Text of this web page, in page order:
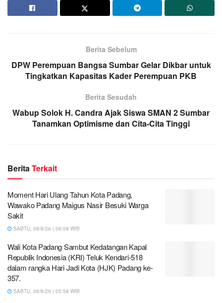
Berita Sebelum
DPW Perempuan Bangsa Sumbar Gelar Dikbar untuk
Tingkatkan Kapasitas Kader Perempuan PKB
Berita Sesudah
Wabup Solok H. Candra Ajak Siswa SMAN 2 Sumbar
Tanamkan Optimisme dan Cita-Cita Tinggi
Berita Terkait
Moment Hari Ulang Tahun Kota Padang,
Wawako Padang Maigus Nasir Besuki Warga
Sakit
SABTU, 08/8/26 | 06:08 WIB
Wali Kota Padang Sambut Kedatangan Kapal
Republik Indonesia (KRI) Teluk Kendari-518
dalam rangka Hari Jadi Kota (HJK) Padang ke-
357.
SABTU, 08/8/26 | 05:58 WIB